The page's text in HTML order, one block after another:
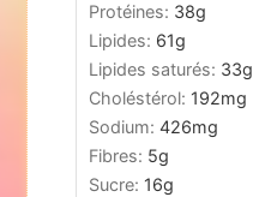
Protéines: 38g
Lipides: 61g
Lipides saturés: 33g
Choléstérol: 192mg
Sodium:426mg
Fibres: 5g
Sucre: 16g